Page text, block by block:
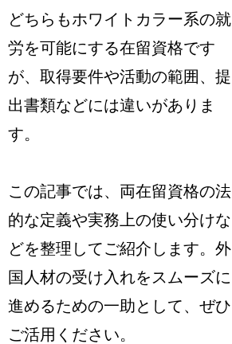
どちらもホワイトカラー系の就
労を可能にする在留資格です
が、取得要件や活動の範囲、提
出書類などには違いがありま
す。
この記事では、両在留資格の法
的な定義や実務上の使い分けな
どを整理してご紹介します。外
国人材の受け入れをスムーズに
進めるための一助として、ぜひ
ご活用ください。